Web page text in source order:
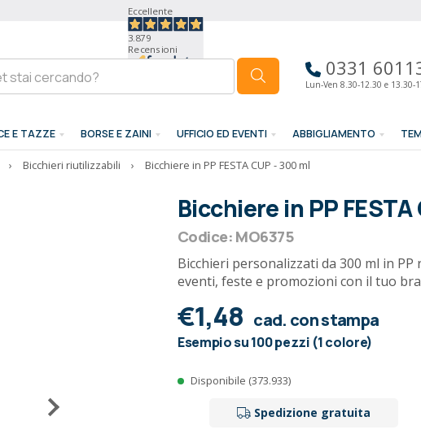
Eccellente
3.879
Recensioni
0331
Lun-Ven 8.30-12.30 e 13.30-
E TAZZE BORSE E ZAINI UFFICIO ED EVENTI ABBIGLIAMENTO
› Bicchieri riutilizzabili › Bicchiere in PP FESTA CUP - 300 ml
Bicchiere in PP
Codice: MO6375
Bicchieri personalizzati da 300 ml in
eventi, feste e promozioni con il tuo
€1,48 cad. con stampa
Esempio su 100 pezzi (1 colore)
Disponibile (373.933)
Spedizione gratuita